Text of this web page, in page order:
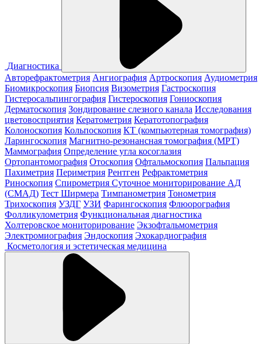
Диагностика
Авторефрактометрия Ангиография Артроскопия Аудиометрия
Биомикроскопия Биопсия Визометрия Гастроскопия
Гистеросальпингография Гистероскопия Гониоскопия
Дерматоскопия Зондирование слезного канала Исследования
цветовосприятия Кератометрия Кератотопография
Колоноскопия Кольпоскопия КТ (компьютерная томография)
Ларингоскопия Магнитно-резонансная томография (МРТ)
Маммография Определение угла косоглазия
Ортопантомография Отоскопия Офтальмоскопия Пальпация
Пахиметрия Периметрия Рентген Рефрактометрия
Риноскопия Спирометрия Суточное мониторирование АД
(СМАД) Тест Ширмера Тимпанометрия Тонометрия
Трихоскопия УЗДГ УЗИ Фарингоскопия Флюорография
Фолликулометрия Функциональная диагностика
Холтеровское мониторирование Экзофтальмометрия
Электромиография Эндоскопия Эхокардиография
Косметология и эстетическая медицина